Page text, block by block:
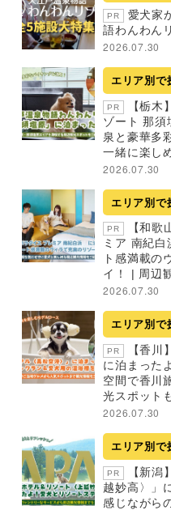
PR
愛犬家
語わんわん
2026.07.30
エリア別で
PR
【栃木
ゾート 那須
泉と豪華多
一緒に楽し
2026.07.30
エリア別で
PR
【和歌
ミア 南紀
ト感満載の
イ！ | 周辺
2026.07.30
エリア別で
PR
【香川
に泊まった
空間で香川
光スポット
2026.07.30
エリア別で
PR
【新潟
越妙高〉」
感じながら